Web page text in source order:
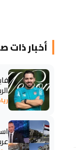
أخبار ذات